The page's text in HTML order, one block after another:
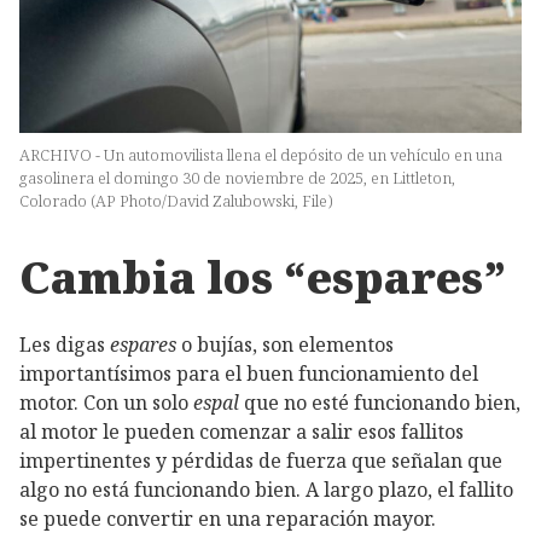
ARCHIVO - Un automovilista llena el depósito de un vehículo en una
gasolinera el domingo 30 de noviembre de 2025, en Littleton,
Colorado (AP Photo/David Zalubowski, File)
Cambia los “espares”
Les digas espares o bujías, son elementos
importantísimos para el buen funcionamiento del
motor. Con un soloespal que no esté funcionando bien,
al motor le pueden comenzar a salir esos fallitos
impertinentes y pérdidas de fuerza que señalan que
algo no está funcionando bien. A largo plazo, el fallito
se puede convertir en una reparación mayor.